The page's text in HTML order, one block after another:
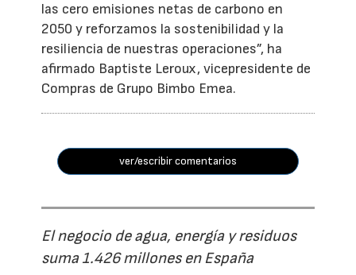
las cero emisiones netas de carbono en
2050 y reforzamos la sostenibilidad y la
resiliencia de nuestras operaciones”, ha
afirmado Baptiste Leroux, vicepresidente de
Compras de Grupo Bimbo Emea.
ver/escribir comentarios
El negocio de agua, energía y residuos
suma 1.426 millones en España